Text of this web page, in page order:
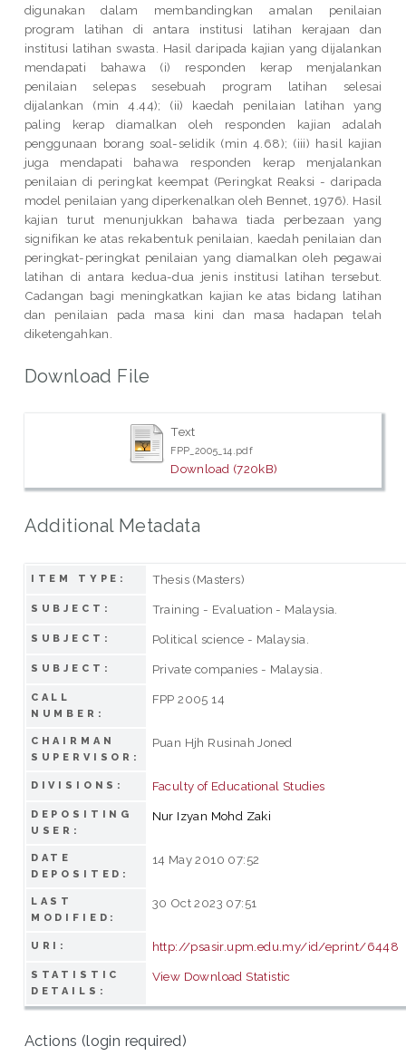
digunakan dalam membandingkan amalan penilaian
program latihan di antara institusi latihan kerajaan dan
institusi latihan swasta. Hasil daripada kajian yang dijalankan
mendapati bahawa (i) responden kerap menjalankan
penilaian selepas sesebuah program latihan selesai
dijalankan (min 4.44); (ii) kaedah penilaian latihan yang
paling kerap diamalkan oleh responden kajian adalah
penggunaan borang soal-selidik (min 4.68); (iii) hasil kajian
juga mendapati bahawa responden kerap menjalankan
penilaian di peringkat keempat (Peringkat Reaksi - daripada
model penilaian yang diperkenalkan oleh Bennet, 1976). Hasil
kajian turut menunjukkan bahawa tiada perbezaan yang
signifikan ke atas rekabentuk penilaian, kaedah penilaian dan
peringkat-peringkat penilaian yang diamalkan oleh pegawai
latihan di antara kedua-dua jenis institusi latihan tersebut.
Cadangan bagi meningkatkan kajian ke atas bidang latihan
dan penilaian pada masa kini dan masa hadapan telah
diketengahkan.
Download File
Text
FPP_2005_14.pdf
Download (720kB)
Additional Metadata
ITEM TYPE: Thesis (Masters)
SUBJECT: Training - Evaluation - Malaysia.
SUBJECT: Political science - Malaysia.
SUBJECT: Private companies - Malaysia.
CALL
NUMBER:
FPP 2005 14
CHAIRMAN
SUPERVISOR:
Puan Hjh Rusinah Joned
DIVISIONS: Faculty of Educational Studies
DEPOSITING
USER:
Nur Izyan Mohd Zaki
DATE
DEPOSITED:
14 May 2010 07:52
LAST
MODIFIED:
30 Oct 2023 07:51
URI: http://psasir.upm.edu.my/id/eprint/6448
STATISTIC
DETAILS:
View Download Statistic
Actions (login required)